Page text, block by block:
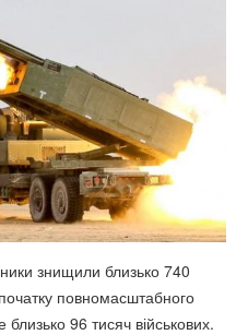
знищили близько 740
повномасштабного
96 тисяч військових.